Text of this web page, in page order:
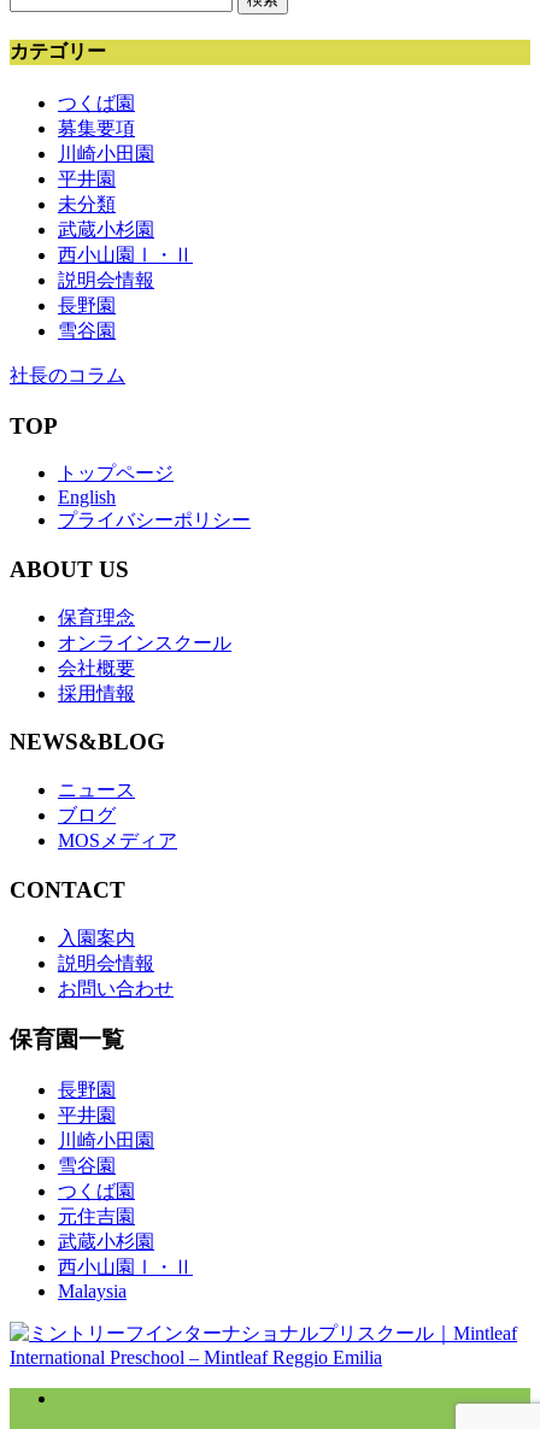
カテゴリー
つくば園
募集要項
川崎小田園
平井園
未分類
武蔵小杉園
西小山園Ⅰ・Ⅱ
説明会情報
長野園
雪谷園
社長のコラム
TOP
トップページ
English
プライバシーポリシー
ABOUT US
保育理念
オンラインスクール
会社概要
採用情報
NEWS&BLOG
ニュース
ブログ
MOSメディア
CONTACT
入園案内
説明会情報
お問い合わせ
保育園一覧
長野園
平井園
川崎小田園
雪谷園
つくば園
元住吉園
武蔵小杉園
西小山園Ⅰ・Ⅱ
Malaysia